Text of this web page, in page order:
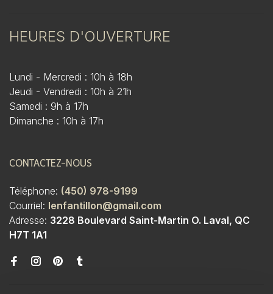
HEURES D'OUVERTURE
Lundi - Mercredi : 10h à 18h
Jeudi - Vendredi : 10h à 21h
Samedi : 9h à 17h
Dimanche : 10h à 17h
CONTACTEZ-NOUS
Téléphone: (450) 978-9199
Courriel: lenfantillon@gmail.com
Adresse: 3228 Boulevard Saint-Martin O. Laval, QC
H7T 1A1